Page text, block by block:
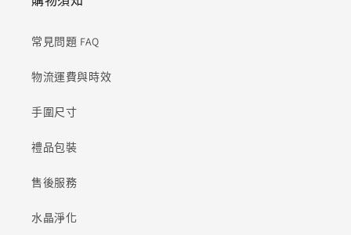
常見問題 FAQ
物流運費與時效
手圍尺寸
禮品包裝
售後服務
水晶淨化